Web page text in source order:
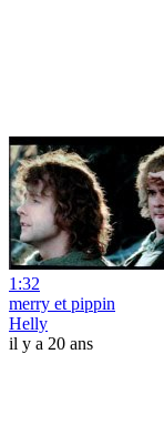
1:32
merry et pippin
Helly
il y a 20 ans